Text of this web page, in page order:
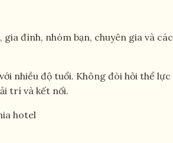
đình, nhóm bạn, chuyên gia và các
nhiều độ tuổi. Không đòi hỏi thể lực
trí và kết nối.